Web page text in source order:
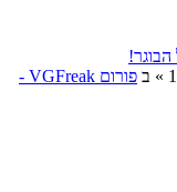
» ב
פורום VGFreak -